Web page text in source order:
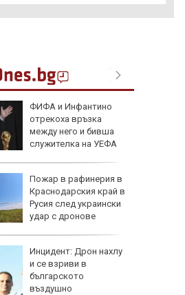
ФИФА и Инфантино
отрекоха връзка
между него и бивша
служителка на УЕФА
Пожар в рафинерия в
Краснодарския край в
Русия след украински
удар с дронове
Инцидент: Дрон нахлу
и се взриви в
българското
въздушно